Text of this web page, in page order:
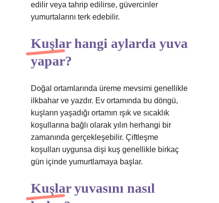
edilir veya tahrip edilirse, güvercinler
yumurtalarını terk edebilir.
Kuşlar hangi aylarda yuva
yapar?
Doğal ortamlarında üreme mevsimi genellikle
ilkbahar ve yazdır. Ev ortamında bu döngü,
kuşların yaşadığı ortamın ışık ve sıcaklık
koşullarına bağlı olarak yılın herhangi bir
zamanında gerçekleşebilir. Çiftleşme
koşulları uygunsa dişi kuş genellikle birkaç
gün içinde yumurtlamaya başlar.
Kuşlar yuvasını nasıl